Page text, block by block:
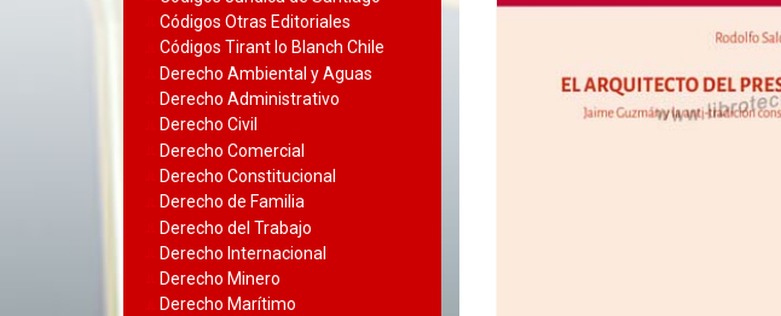
Códigos Otras Editoriales
Códigos Tirant lo Blanch Chile
Derecho Ambiental y Aguas
Derecho Administrativo
Derecho Civil
Derecho Comercial
Derecho Constitucional
Derecho de Familia
Derecho del Trabajo
Derecho Internacional
Derecho Minero
Derecho Marítimo